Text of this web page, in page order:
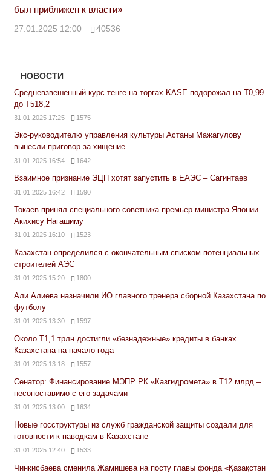
был приближен к власти»
27.01.2025 12:00 40536
НОВОСТИ
Средневзвешенный курс тенге на торгах KASE подорожал на Т0,99
до Т518,2
31.01.2025 17:25 1575
Экс-руководителю управления культуры Астаны Мажагулову
вынесли приговор за хищение
31.01.2025 16:54 1642
Взаимное признание ЭЦП хотят запустить в ЕАЭС – Сагинтаев
31.01.2025 16:42 1590
Токаев принял специального советника премьер-министра Японии
Акихису Нагашиму
31.01.2025 16:10 1523
Казахстан определился с окончательным списком потенциальных
строителей АЭС
31.01.2025 15:20 1800
Али Алиева назначили ИО главного тренера сборной Казахстана по
футболу
31.01.2025 13:30 1597
Около Т1,1 трлн достигли «безнадежные» кредиты в банках
Казахстана на начало года
31.01.2025 13:18 1557
Сенатор: Финансирование МЭПР РК «Казгидромета» в Т12 млрд –
несопоставимо с его задачами
31.01.2025 13:00 1634
Новые госструктуры из служб гражданской защиты создали для
готовности к паводкам в Казахстане
31.01.2025 12:40 1533
Чинкисбаева сменила Жамишева на посту главы фонда «Қазақстан